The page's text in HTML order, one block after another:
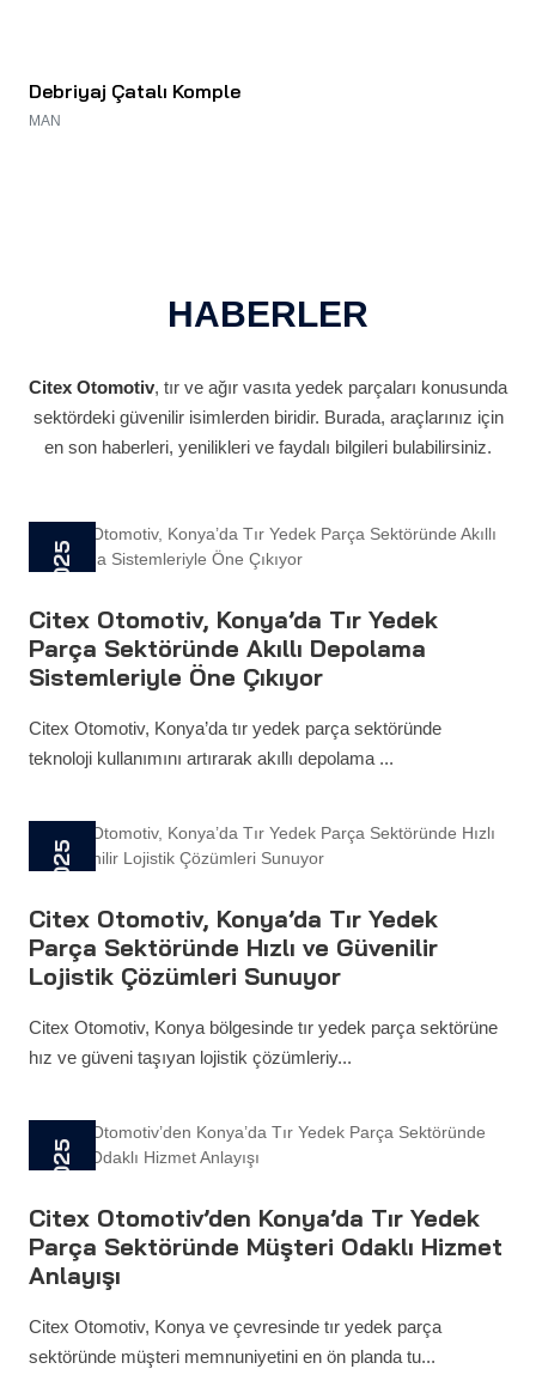
Debriyaj Çatalı Komple
MAN
HABERLER
Citex Otomotiv, tır ve ağır vasıta yedek parçaları konusunda
sektördeki güvenilir isimlerden biridir. Burada, araçlarınız için
en son haberleri, yenilikleri ve faydalı bilgileri bulabilirsiniz.
28 Mayıs 2025
Citex Otomotiv, Konya’da Tır Yedek
Parça Sektöründe Akıllı Depolama
Sistemleriyle Öne Çıkıyor
Citex Otomotiv, Konya’da tır yedek parça sektöründe
teknoloji kullanımını artırarak akıllı depolama ...
28 Mayıs 2025
Citex Otomotiv, Konya’da Tır Yedek
Parça Sektöründe Hızlı ve Güvenilir
Lojistik Çözümleri Sunuyor
Citex Otomotiv, Konya bölgesinde tır yedek parça sektörüne
hız ve güveni taşıyan lojistik çözümleriy...
28 Mayıs 2025
Citex Otomotiv’den Konya’da Tır Yedek
Parça Sektöründe Müşteri Odaklı Hizmet
Anlayışı
Citex Otomotiv, Konya ve çevresinde tır yedek parça
sektöründe müşteri memnuniyetini en ön planda tu...